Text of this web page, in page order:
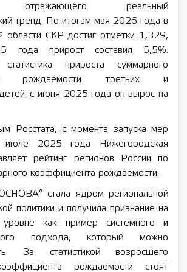
отражающего реальный
тренд. По итогам мая 2026 года в
области СКР достиг отметки 1,329,
прирост составил 5,5%.
статистика прироста суммарного
рождаемости третьих и
с июня 2025 года он вырос на
Росстата, с момента запуска мер
2025 года Нижегородская
рейтинг регионов России по
коэффициента рождаемости.
стала ядром региональной
политики и получила признание на
как пример системного и
подхода, который можно
За статистикой возросшего
рождаемости стоят